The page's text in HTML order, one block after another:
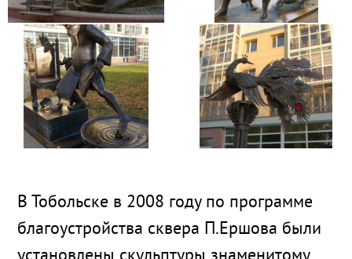
В Тобольске в 2008 году по программе
благоустройства сквера П.Ершова были